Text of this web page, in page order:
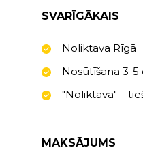
SVARĪGĀKAIS
Noliktava Rīgā
Nosūtīšana 3-5
"Noliktavā" –
MAKSĀJUMS